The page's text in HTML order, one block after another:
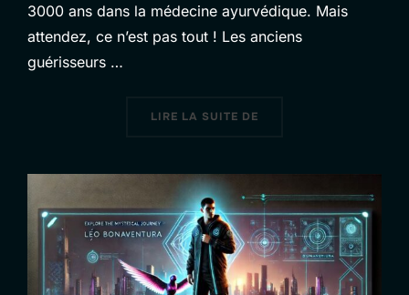
3000 ans dans la médecine ayurvédique. Mais
attendez, ce n’est pas tout ! Les anciens
guérisseurs …
LIRE LA SUITE DE